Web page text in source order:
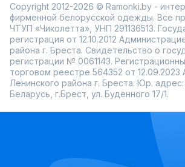
Copyright 2012-2026 © Ramonki.by -
фирменной белорусской одежды. Все
ЧТУП «Чиколетта», УНП 291136513.
регистрация от 12.10.2012
района г. Бреста. Свидетельство о
регистрации № 0061143.
торговом реестре 564352 от 12.09.2023
Ленинского района г. Бреста. Юр.
Беларусь, г.Брест, ул. Буденного 17/1.